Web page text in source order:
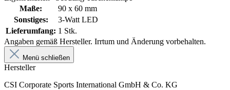
Maße:
90 x 60 mm
Sonstiges:
3-Watt LED
Lieferumfang: 1 Stk.
Angaben gemäß Hersteller. Irrtum und Änderung vorbehalten.
Menü schließen
Hersteller
CSI Corporate Sports International GmbH & Co. KG